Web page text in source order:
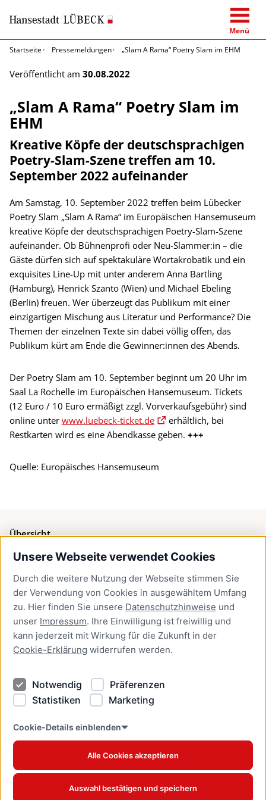
Unsere Webseite verwendet Cookies
Durch die weitere Nutzung der Webseite stimmen Sie
der Verwendung von Cookies in ausgewähltem Umfang
zu. Hier finden Sie unsere Datenschutzhinweise und
unser Impressum. Ihre Einwilligung ist freiwillig und
kann jederzeit mit Wirkung für die Zukunft in der
Cookie-Erklärung widerrufen werden.
Notwendig
Präferenzen
Statistiken
Marketing
Cookie-Details einblenden
Alle Cookies akzeptieren
Auswahl bestätigen und speichern
Menü
Startseite
Pressemeldungen „Slam A Rama“ Poetry Slam im EHM
Veröffentlicht am 30.08.2022
„Slam A Rama“ Poetry Slam im
EHM
Kreative Köpfe der deutschsprachigen
Poetry-Slam-Szene treffen am 10.
September 2022 aufeinander
Am Samstag, 10. September 2022 treffen beim Lübecker
Poetry Slam „Slam A Rama“ im Europäischen Hansemuseum
kreative Köpfe der deutschsprachigen Poetry-Slam-Szene
aufeinander. Ob Bühnenprofi oder Neu-Slammer:in – die
Gäste dürfen sich auf spektakuläre Wortakrobatik und ein
exquisites Line-Up mit unter anderem Anna Bartling
(Hamburg), Henrick Szanto (Wien) und Michael Ebeling
(Berlin) freuen. Wer überzeugt das Publikum mit einer
einzigartigen Mischung aus Literatur und Performance? Die
Themen der einzelnen Texte sin dabei völlig offen, das
Publikum kürt am Ende die Gewinner:innen des Abends.
Der Poetry Slam am 10. September beginnt um 20 Uhr im
Saal La Rochelle im Europäischen Hansemuseum. Tickets
(12 Euro / 10 Euro ermäßigt zzgl. Vorverkaufsgebühr) sind
online unter www.luebeck-ticket.de
erhältlich, bei
Restkarten wird es eine Abendkasse geben. +++
Quelle: Europäisches Hansemuseum
Übersicht
Bürgerservice
Presse
Newsletter Lübeck:kompakt
Kontakt
Kontakt
Datenschutzhinweise
Barrierefreiheit
Cookie Erklärung
www.luebeck.de